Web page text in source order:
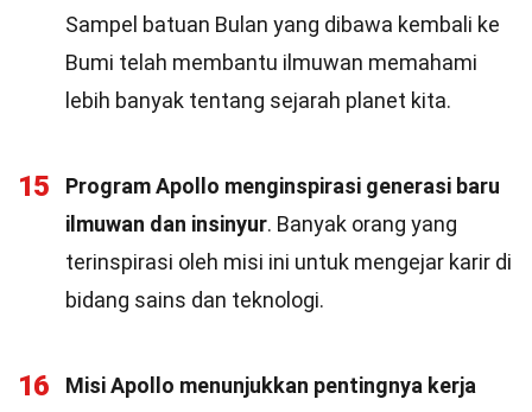
Sampel batuan Bulan yang dibawa kembali ke
Bumi telah membantu ilmuwan memahami
lebih banyak tentang sejarah planet kita.
15
Program Apollo menginspirasi generasi baru
ilmuwan dan insinyur. Banyak orang yang
terinspirasi oleh misi ini untuk mengejar karir di
bidang sains dan teknologi.
16
Misi Apollo menunjukkan pentingnya kerja